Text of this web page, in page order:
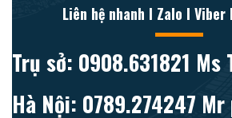
Liên hệ nhanh l Zalo l Viber
Trụ sở: 0908.631821 Ms
Hà Nội: 0789.274247 Mr